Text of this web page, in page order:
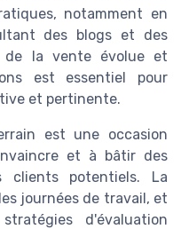
notamment en
des blogs et des
de la vente évolue et
est essentiel pour
et pertinente.
est une occasion
et à bâtir des
clients potentiels. La
journées de travail, et
d'évaluation